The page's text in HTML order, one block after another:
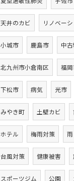
天井のカビ リノベー
小城市 鹿島市 中
北九州市小倉南区 福
下松市 病気 光市
みやき町 土壁カビ
ホテル 梅雨対策 雨
台風対策 健康被害
スポーツジム 公園